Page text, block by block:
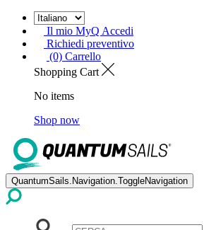
Il mio MyQ Accedi
Richiedi preventivo
(0) Carrello
Shopping Cart
No items
Shop now
QuantumSails.Navigation.ToggleNavigation